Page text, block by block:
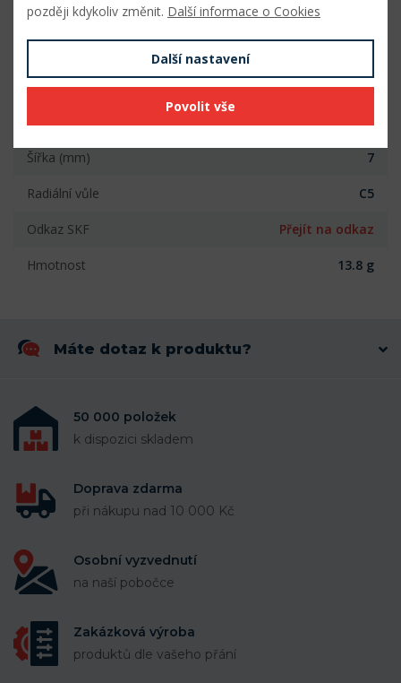
Parametry
Vnitřní průměr (mm) 8
Vnější průměr (mm) 22
Šířka (mm) 7
Radiální vůle C5
Odkaz SKF Přejít na odkaz
Hmotnost 13.8 g
Máte dotaz k produktu?
50 000 položek
k dispozici skladem
Doprava zdarma
při nákupu nad 10 000 Kč
Osobní vyzvednutí
na naší pobočce
Zakázková výroba
produktů dle vašeho přání
později kdykoliv změnit. Další informace o Cookies
Další nastavení
Povolit vše